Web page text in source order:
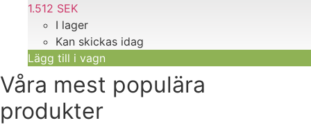
1.512 SEK
I lager
Kan skickas idag
Lägg till i vagn
Våra mest populära
produkter